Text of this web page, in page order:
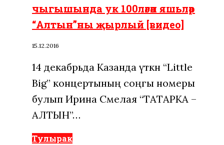
чыгышында ук 100ләгән яшьләр
“Алтын”ны җырлый [видео]
15.12.2016
14 декабрьда Казанда үткән “Little
Big” концертының соңгы номеры
булып Ирина Смелая “ТАТАРКА –
АЛТЫН”…
Тулырак